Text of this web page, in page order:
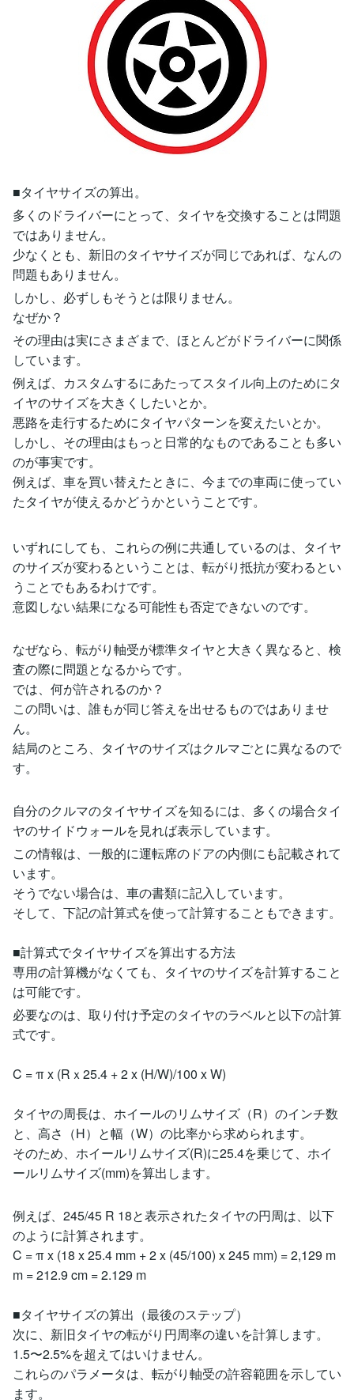
■タイヤサイズの算出。
多くのドライバーにとって、タイヤを交換することは問題
ではありません。
少なくとも、新旧のタイヤサイズが同じであれば、なんの
問題もありません。
しかし、必ずしもそうとは限りません。
なぜか？
その理由は実にさまざまで、ほとんどがドライバーに関係
しています。
例えば、カスタムするにあたってスタイル向上のためにタ
イヤのサイズを大きくしたいとか。
悪路を走行するためにタイヤパターンを変えたいとか。
しかし、その理由はもっと日常的なものであることも多い
のが事実です。
例えば、車を買い替えたときに、今までの車両に使ってい
たタイヤが使えるかどうかということです。
いずれにしても、これらの例に共通しているのは、タイヤ
のサイズが変わるということは、転がり抵抗が変わるとい
うことでもあるわけです。
意図しない結果になる可能性も否定できないのです。
なぜなら、転がり軸受が標準タイヤと大きく異なると、検
査の際に問題となるからです。
では、何が許されるのか？
この問いは、誰もが同じ答えを出せるものではありませ
ん。
結局のところ、タイヤのサイズはクルマごとに異なるので
す。
自分のクルマのタイヤサイズを知るには、多くの場合タイ
ヤのサイドウォールを見れば表示しています。
この情報は、一般的に運転席のドアの内側にも記載されて
います。
そうでない場合は、車の書類に記入しています。
そして、下記の計算式を使って計算することもできます。
■計算式でタイヤサイズを算出する方法
専用の計算機がなくても、タイヤのサイズを計算すること
は可能です。
必要なのは、取り付け予定のタイヤのラベルと以下の計算
式です。
C = π x (Rｘ25.4 + 2 x (H/W)/100 x W)
タイヤの周長は、ホイールのリムサイズ（R）のインチ数
と、高さ（H）と幅（W）の比率から求められます。
そのため、ホイールリムサイズ(R)に25.4を乗じて、ホイ
ールリムサイズ(mm)を算出します。
例えば、245/45 R 18と表示されたタイヤの円周は、以下
のように計算されます。
C = π x (18 x 25.4 mm + 2 x (45/100) x 245 mm) = 2,129 m
m = 212.9 cm = 2.129 m
■タイヤサイズの算出（最後のステップ）
次に、新旧タイヤの転がり円周率の違いを計算します。
1.5〜2.5%を超えてはいけません。
これらのパラメータは、転がり軸受の許容範囲を示してい
ます。